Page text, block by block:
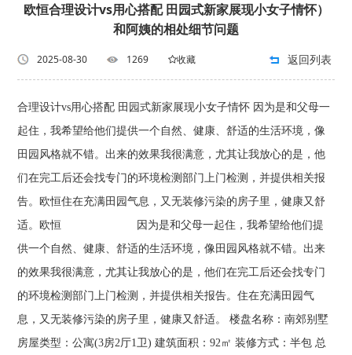
欧恒合理设计vs用心搭配 田园式新家展现小女子情怀）
和阿姨的相处细节问题
2025-08-30 1269 收藏 返回列表
合理设计vs用心搭配 田园式新家展现小女子情怀 因为是和父母一
起住，我希望给他们提供一个自然、健康、舒适的生活环境，像
田园风格就不错。出来的效果我很满意，尤其让我放心的是，他
们在完工后还会找专门的环境检测部门上门检测，并提供相关报
告。欧恒住在充满田园气息，又无装修污染的房子里，健康又舒
适。欧恒 因为是和父母一起住，我希望给他们提
供一个自然、健康、舒适的生活环境，像田园风格就不错。出来
的效果我很满意，尤其让我放心的是，他们在完工后还会找专门
的环境检测部门上门检测，并提供相关报告。住在充满田园气
息，又无装修污染的房子里，健康又舒适。 楼盘名称：南郊别墅
房屋类型：公寓(3房2厅1卫) 建筑面积：92㎡ 装修方式：半包 总